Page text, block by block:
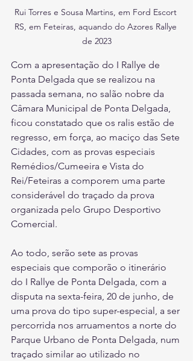
Rui Torres e Sousa Martins, em Ford Escort
RS, em Feteiras, aquando do Azores Rallye
de 2023
Com a apresentação do I Rallye de
Ponta Delgada que se realizou na
passada semana, no salão nobre da
Câmara Municipal de Ponta Delgada,
ficou constatado que os ralis estão de
regresso, em força, ao maciço das Sete
Cidades, com as provas especiais
Remédios/Cumeeira e Vista do
Rei/Feteiras a comporem uma parte
considerável do traçado da prova
organizada pelo Grupo Desportivo
Comercial.
Ao todo, serão sete as provas
especiais que comporão o itinerário
do I Rallye de Ponta Delgada, com a
disputa na sexta-feira, 20 de junho, de
uma prova do tipo super-especial, a ser
percorrida nos arruamentos a norte do
Parque Urbano de Ponta Delgada, num
traçado similar ao utilizado no